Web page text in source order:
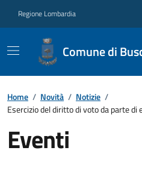
Regione Lombardia
Comune di
Home / Novità / Notizie /
Esercizio del diritto di voto da parte
Eventi